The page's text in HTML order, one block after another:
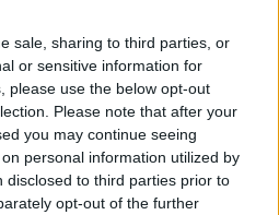
sale, sharing to third parties, or
or sensitive information for
please use the below opt-out
Please note that after your
you may continue seeing
personal information utilized by
disclosed to third parties prior to
opt-out of the further
iránt nem lanyhuló
Válasz ügyeletes
annyira megörült egy
hogy rögtön össze is
„Liberális barátaim, ti
futó…